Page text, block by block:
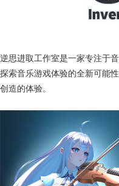
逆思进取工作室是一家专注于
探索音乐游戏体验的全新可能
创造的体验。